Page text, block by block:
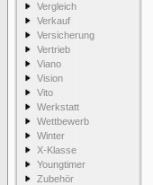
Vergleich
Verkauf
Versicherung
Vertrieb
Viano
Vision
Vito
Werkstatt
Wettbewerb
Winter
X-Klasse
Youngtimer
Zubehör